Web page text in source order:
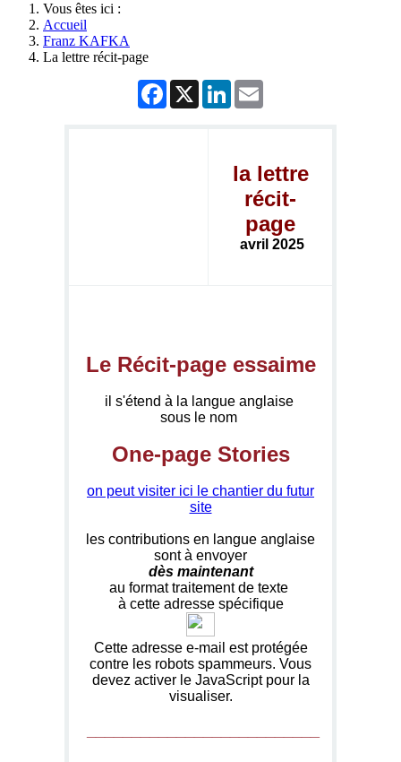
Vous êtes ici :
Accueil
Franz KAFKA
La lettre récit-page
Facebook
X LinkedIn
la lettre
récit-
page
avril 2025
Le Récit-page essaime
il s'étend à la langue anglaise
sous le nom
One-page Stories
on peut visiter ici le chantier du futur
site
les contributions en langue anglaise
sont à envoyer
dès maintenant
au format traitement de texte
à cette adresse spécifique
Cette adresse e-mail est protégée
contre les robots spammeurs. Vous
devez activer le JavaScript pour la
visualiser.